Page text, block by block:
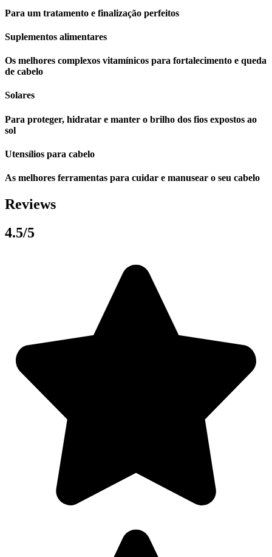
Para um tratamento e finalização perfeitos
Suplementos alimentares
Os melhores complexos vitamínicos para fortalecimento e queda
de cabelo
Solares
Para proteger, hidratar e manter o brilho dos fios expostos ao
sol
Utensílios para cabelo
As melhores ferramentas para cuidar e manusear o seu cabelo
Reviews
4.5/5